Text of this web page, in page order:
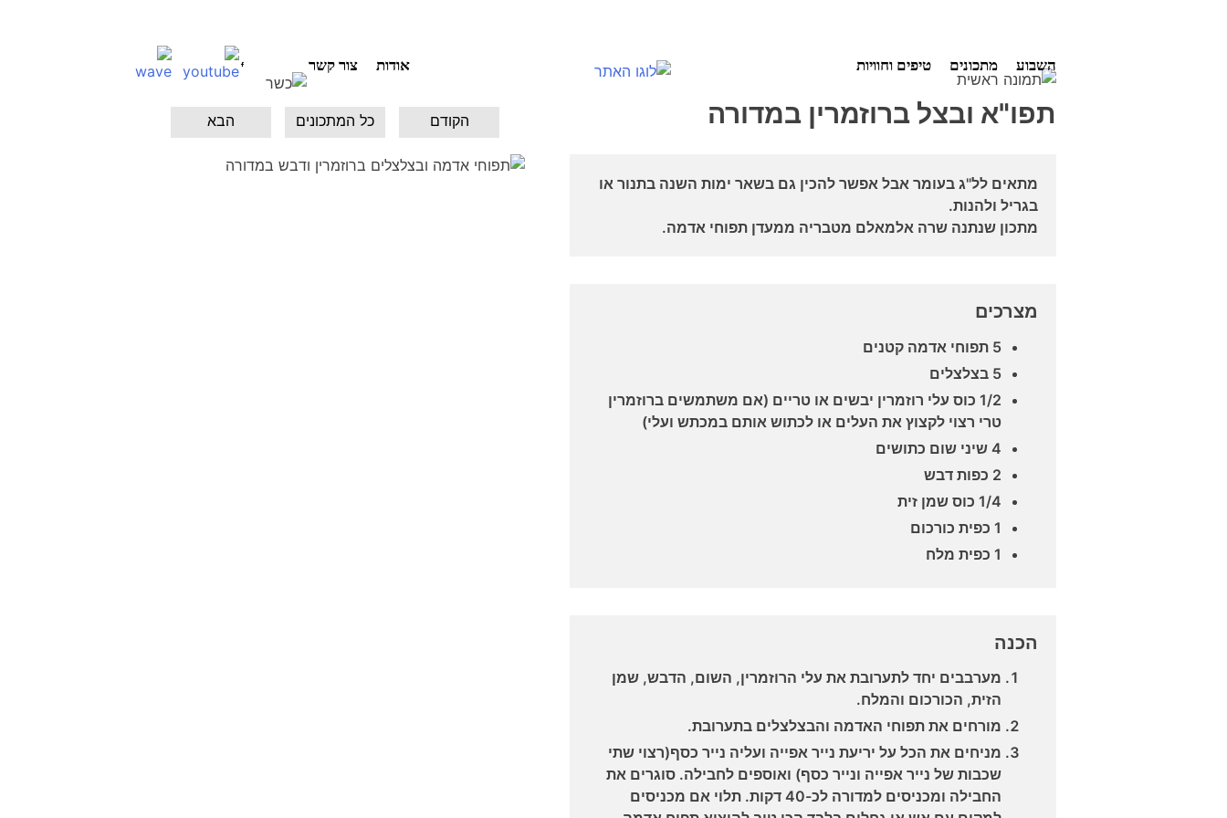
השבוע מתכונים טיפים וחוויות אודות צור קשר
תפו"א ובצל ברוזמרין במדורה הבא כל המתכונים הקודם
מתאים לל"ג בעומר אבל אפשר להכין גם בשאר ימות השנה בתנור או
בגריל ולהנות.
מתכון שנתנה שרה אלמאלם מטבריה ממעדן תפוחי אדמה.
מצרכים
5 תפוחי אדמה קטנים
5 בצלצלים
1/2 כוס עלי רוזמרין יבשים או טריים (אם משתמשים ברוזמרין
טרי רצוי לקצוץ את העלים או לכתוש אותם במכתש ועלי)
4 שיני שום כתושים
2 כפות דבש
1/4 כוס שמן זית
1 כפית כורכום
1 כפית מלח
הכנה
מערבבים יחד לתערובת את עלי הרוזמרין, השום, הדבש, שמן
הזית, הכורכום והמלח.
מורחים את תפוחי האדמה והבצלצלים בתערובת.
מניחים את הכל על יריעת נייר אפייה ועליה נייר כסף(רצוי שתי
שכבות של נייר אפייה ונייר כסף) ואוספים לחבילה. סוגרים את
החבילה ומכניסים למדורה לכ-40 דקות. תלוי אם מכניסים